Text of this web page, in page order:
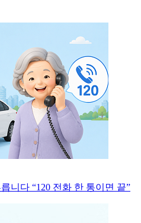
니다 “120 전화 한 통이면 끝”